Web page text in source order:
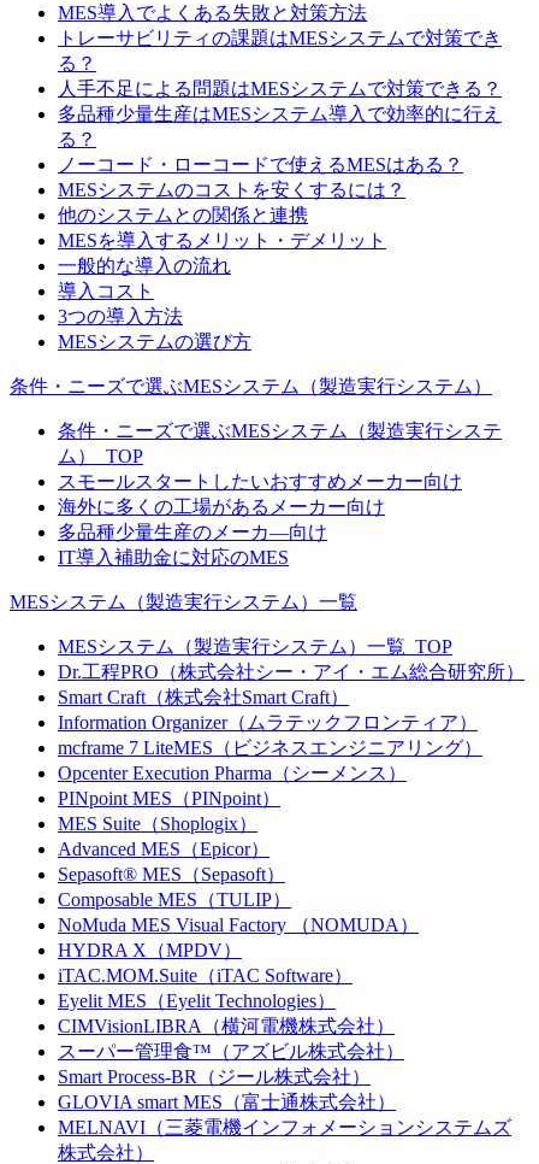
MES導入でよくある失敗と対策方法
トレーサビリティの課題はMESシステムで対策でき
る？
人手不足による問題はMESシステムで対策できる？
多品種少量生産はMESシステム導入で効率的に行え
る？
ノーコード・ローコードで使えるMESはある？
MESシステムのコストを安くするには？
他のシステムとの関係と連携
MESを導入するメリット・デメリット
一般的な導入の流れ
導入コスト
3つの導入方法
MESシステムの選び方
条件・ニーズで選ぶMESシステム（製造実行システム）
条件・ニーズで選ぶMESシステム（製造実行システ
ム）_TOP
スモールスタートしたいおすすめメーカー向け
海外に多くの工場があるメーカー向け
多品種少量生産のメーカ―向け
IT導入補助金に対応のMES
MESシステム（製造実行システム）一覧
MESシステム（製造実行システム）一覧_TOP
Dr.工程PRO（株式会社シー・アイ・エム総合研究所）
Smart Craft（株式会社Smart Craft）
Information Organizer（ムラテックフロンティア）
mcframe 7 LiteMES（ビジネスエンジニアリング）
Opcenter Execution Pharma（シーメンス）
PINpoint MES（PINpoint）
MES Suite（Shoplogix）
Advanced MES（Epicor）
Sepasoft® MES（Sepasoft）
Composable MES（TULIP）
NoMuda MES Visual Factory （NOMUDA）
HYDRA X（MPDV）
iTAC.MOM.Suite（iTAC Software）
Eyelit MES（Eyelit Technologies）
CIMVisionLIBRA（横河電機株式会社）
スーパー管理食™（アズビル株式会社）
Smart Process-BR（ジール株式会社）
GLOVIA smart MES（富士通株式会社）
MELNAVI（三菱電機インフォメーションシステムズ
株式会社）